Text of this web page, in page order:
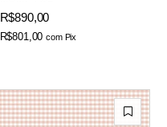
R$890,00
R$801,00com Pix